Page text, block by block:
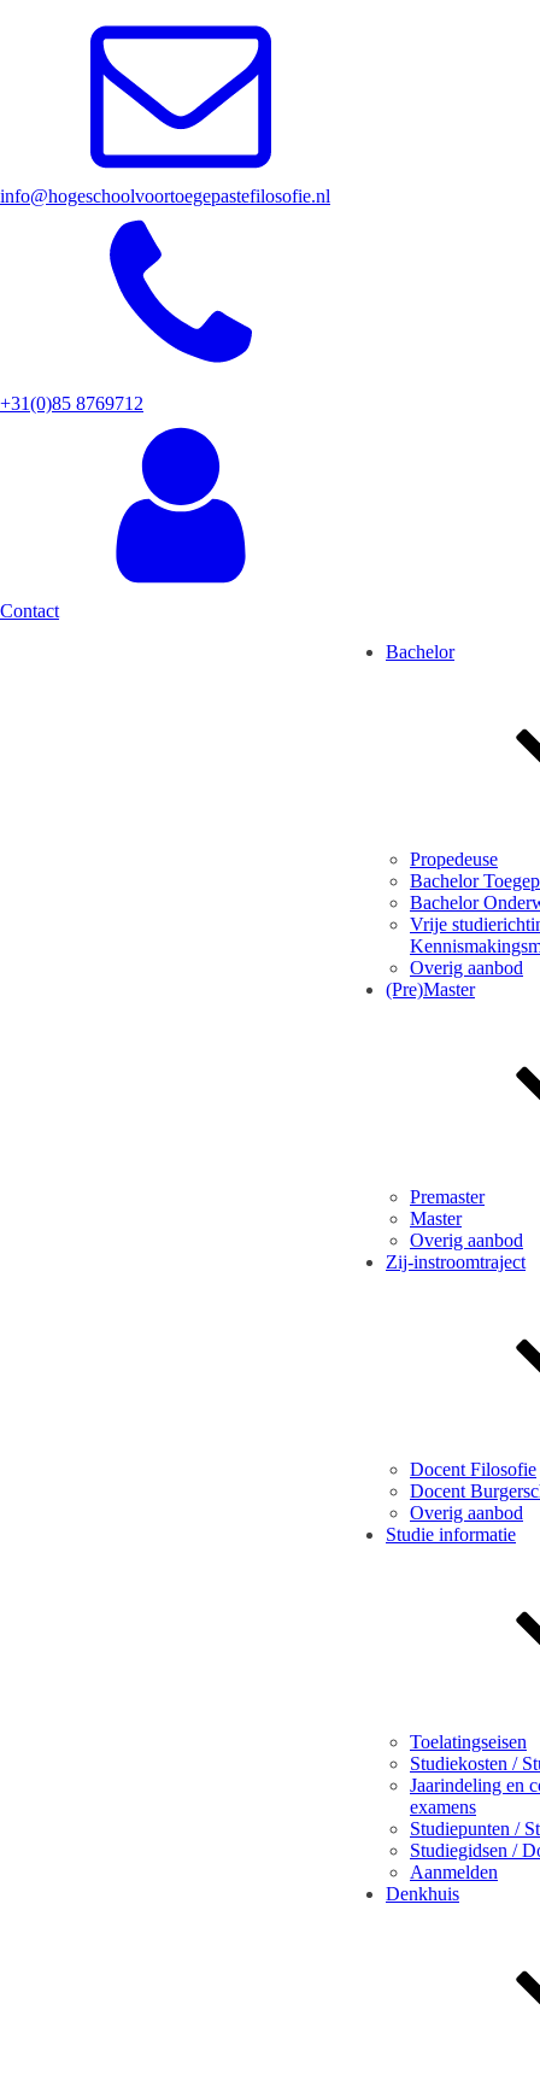
info@hogeschoolvoortoegepastefilosofie.nl
+31(0)85 8769712
Contact
Bachelor
Propedeuse
Bachelor
Bachelor
Vrije
Overig aanbod
(Pre)Master
Premaster
Master
Overig aanbod
Zij-instroomtraject
Docent Filosofie
Docent
Overig aanbod
Studie informatie
Toelatingseisen
Studiekosten /
Jaarindeling en
examens
Studiepunten /
Studiegidsen /
Aanmelden
Denkhuis